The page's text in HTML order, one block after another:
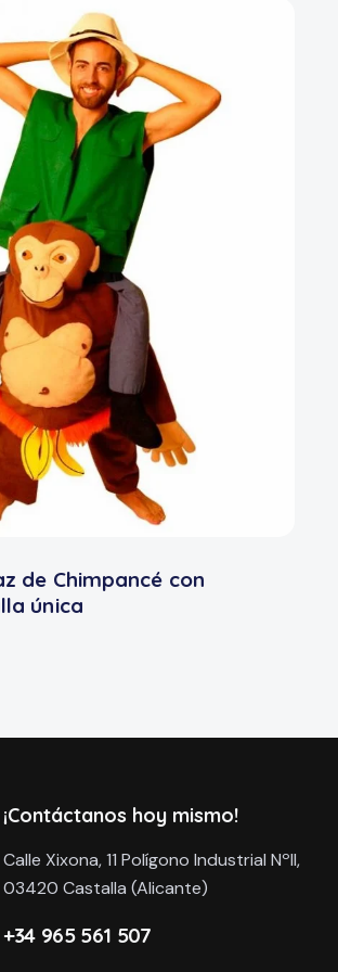
de Chimpancé con
única
¡Contáctanos hoy mismo!
Calle Xixona, 11 Polígono Industrial NºII,
03420 Castalla (Alicante)
+34 965 561 507